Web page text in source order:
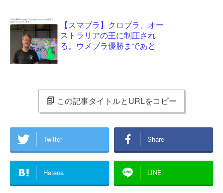
【スマブラ】クロブラ、オー
ストラリアの王に制圧され
る。ウメブラ優勝まであと
この記事タイトルとURLをコピー
Twitter Share
Hatena LINE